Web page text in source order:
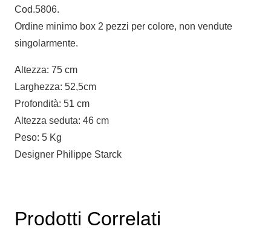
Cod.5806.
Ordine minimo box 2 pezzi per colore, non vendute
singolarmente.
Altezza: 75 cm
Larghezza: 52,5cm
Profondità: 51 cm
Altezza seduta: 46 cm
Peso: 5 Kg
Designer Philippe Starck
Prodotti Correlati